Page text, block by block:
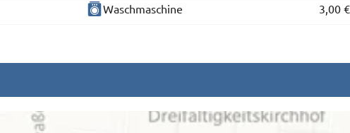
Waschmaschine 3,00 €